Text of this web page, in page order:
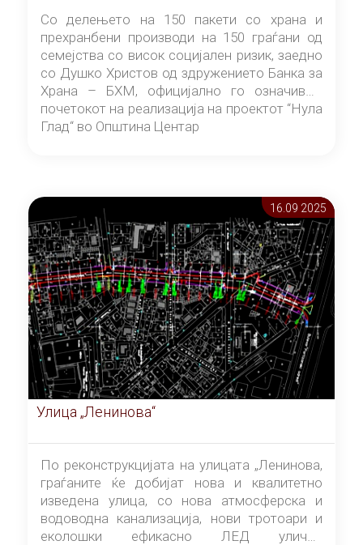
Со делењето на 150 пакети со храна и
прехранбени производи на 150 граѓани од
семејства со висок социјален ризик, заедно
со Душко Христов од здружението Банка за
Храна – БХМ, официјално го означивме
почетокот на реализација на проектот “Нула
Глад“ во Општина Центар
16.09 2025
Улица „Ленинова“
По реконструкцијата на улицата „Ленинова,
граѓаните ќе добијат нова и квалитетно
изведена улица, со нова атмосферска и
водоводна канализација, нови тротоари и
еколошки ефикасно ЛЕД улично